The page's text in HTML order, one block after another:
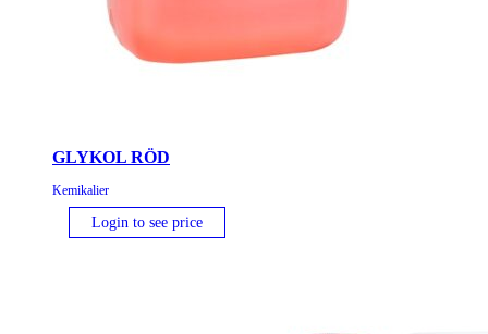
GLYKOL RÖD
Kemikalier
Login to see price